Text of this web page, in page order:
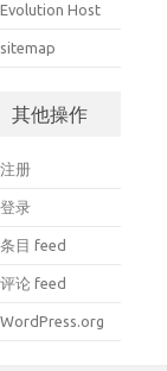
Evolution Host
sitemap
其他操作
注册
登录
条目 feed
评论 feed
WordPress.org